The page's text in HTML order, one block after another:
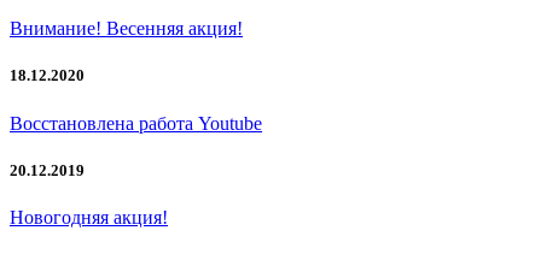
Внимание! Весенняя акция!
18.12.2020
Восстановлена работа Youtube
20.12.2019
Новогодняя акция!